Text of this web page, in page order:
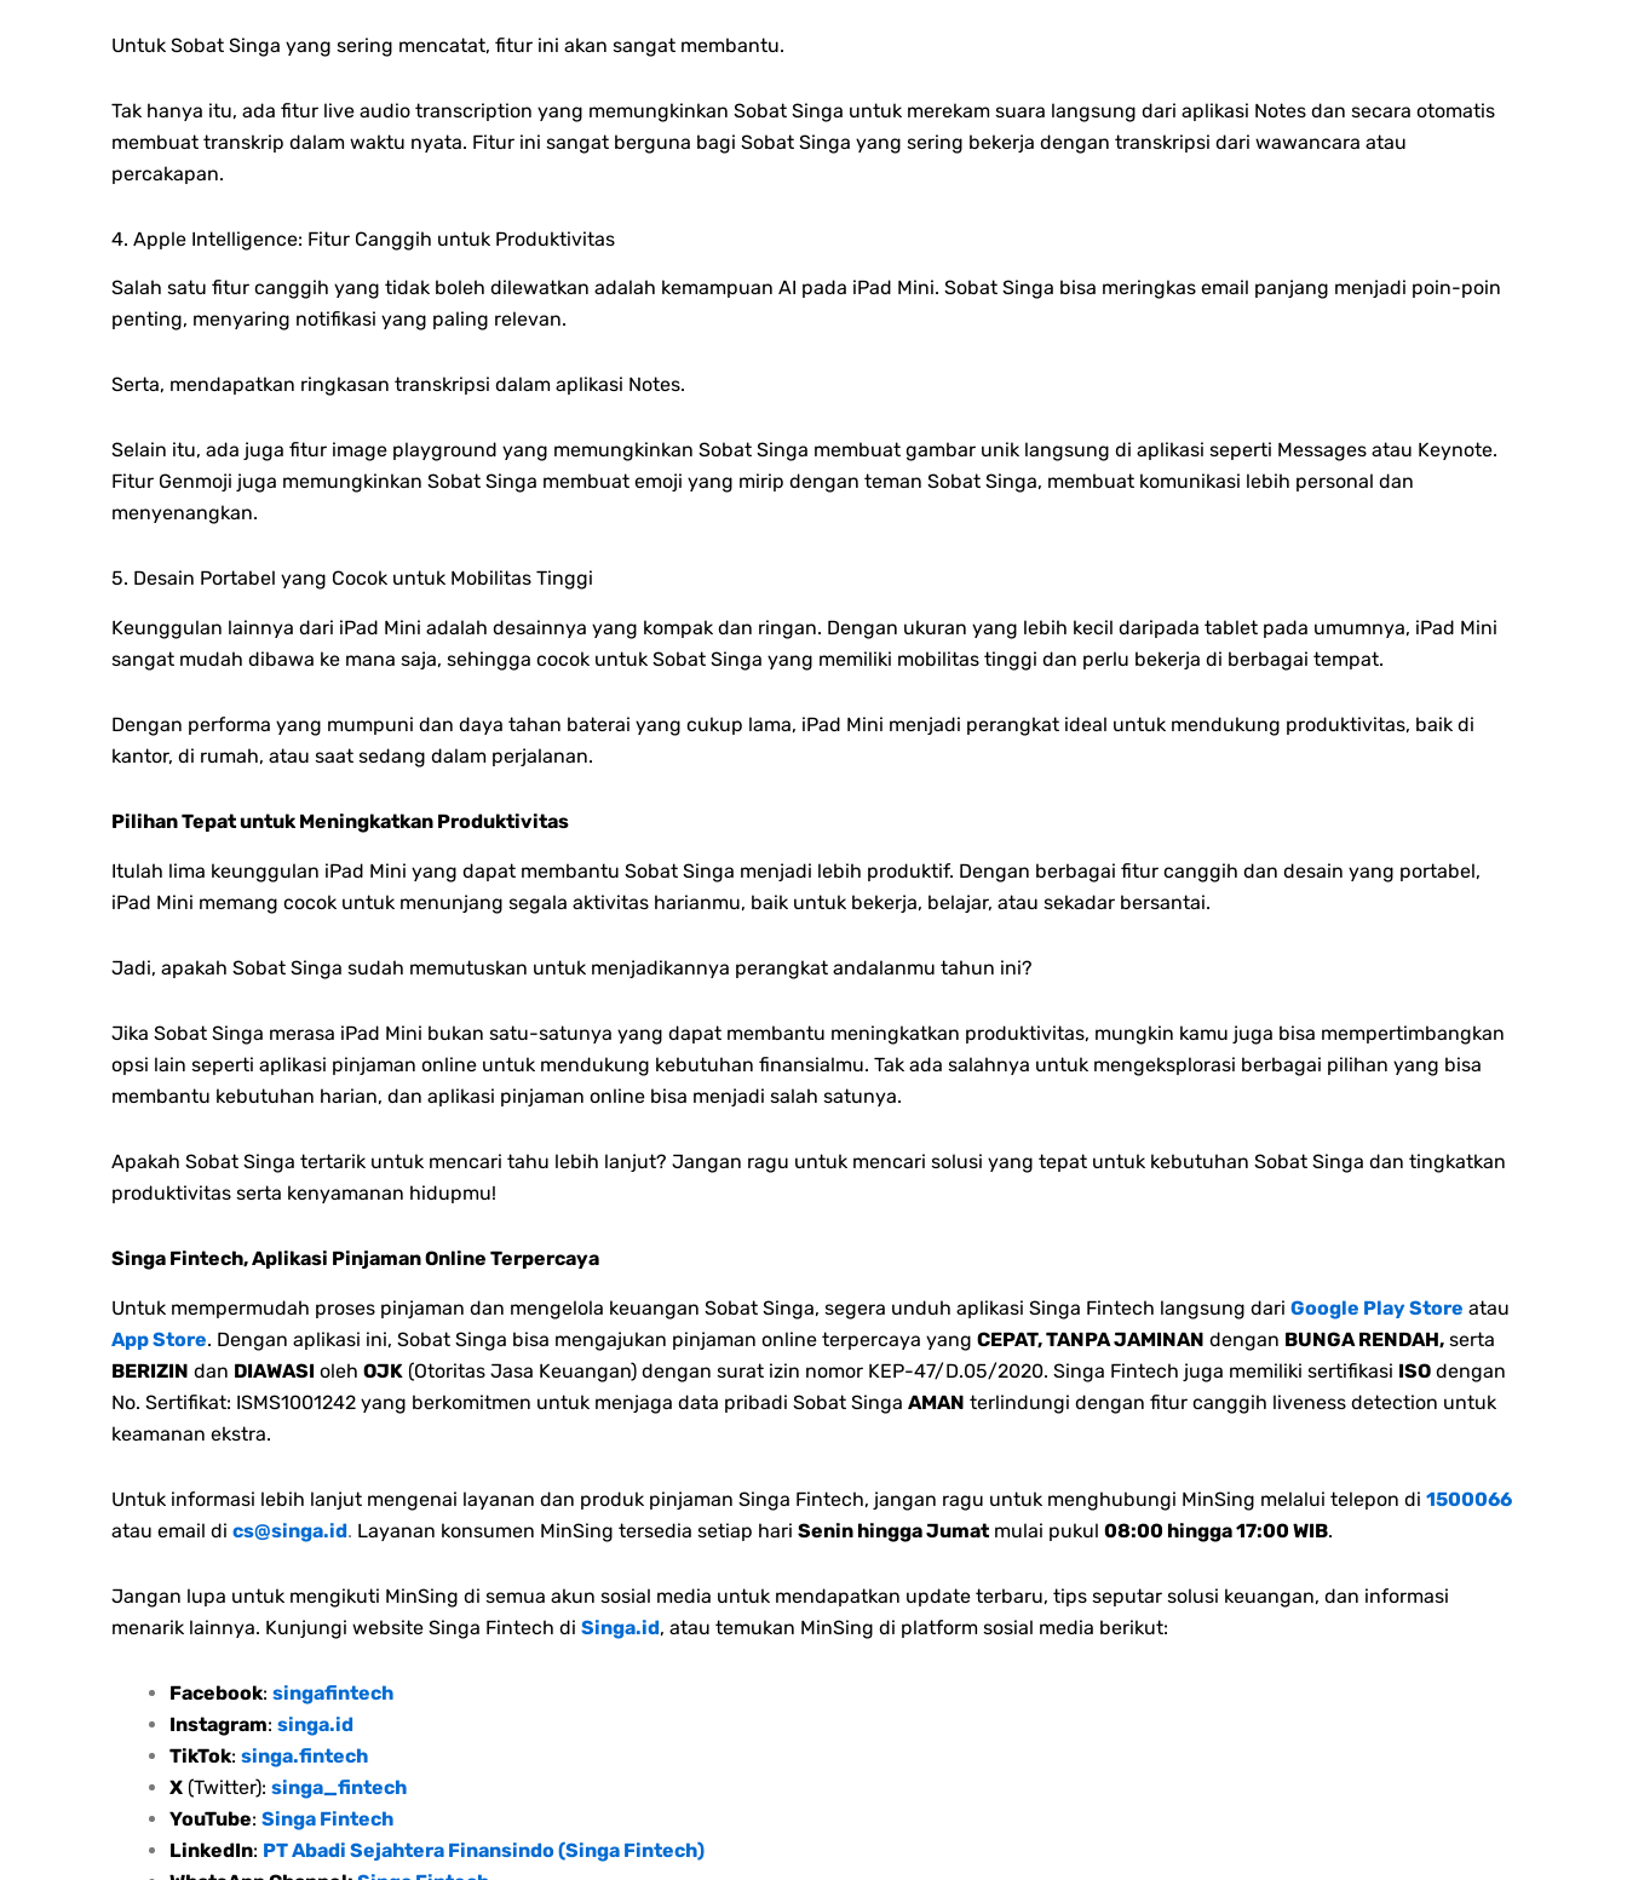
Untuk Sobat Singa yang sering mencatat, fitur ini akan sangat membantu.
Tak hanya itu, ada fitur live audio transcription yang memungkinkan Sobat Singa untuk merekam suara langsung dari aplikasi Notes dan secara otomatis
membuat transkrip dalam waktu nyata. Fitur ini sangat berguna bagi Sobat Singa yang sering bekerja dengan transkripsi dari wawancara atau
percakapan.
4. Apple Intelligence: Fitur Canggih untuk Produktivitas
Salah satu fitur canggih yang tidak boleh dilewatkan adalah kemampuan AI pada iPad Mini. Sobat Singa bisa meringkas email panjang menjadi poin-poin
penting, menyaring notifikasi yang paling relevan.
Serta, mendapatkan ringkasan transkripsi dalam aplikasi Notes.
Selain itu, ada juga fitur image playground yang memungkinkan Sobat Singa membuat gambar unik langsung di aplikasi seperti Messages atau Keynote.
Fitur Genmoji juga memungkinkan Sobat Singa membuat emoji yang mirip dengan teman Sobat Singa, membuat komunikasi lebih personal dan
menyenangkan.
5. Desain Portabel yang Cocok untuk Mobilitas Tinggi
Keunggulan lainnya dari iPad Mini adalah desainnya yang kompak dan ringan. Dengan ukuran yang lebih kecil daripada tablet pada umumnya, iPad Mini
sangat mudah dibawa ke mana saja, sehingga cocok untuk Sobat Singa yang memiliki mobilitas tinggi dan perlu bekerja di berbagai tempat.
Dengan performa yang mumpuni dan daya tahan baterai yang cukup lama, iPad Mini menjadi perangkat ideal untuk mendukung produktivitas, baik di
kantor, di rumah, atau saat sedang dalam perjalanan.
Pilihan Tepat untuk Meningkatkan Produktivitas
Itulah lima keunggulan iPad Mini yang dapat membantu Sobat Singa menjadi lebih produktif. Dengan berbagai fitur canggih dan desain yang portabel,
iPad Mini memang cocok untuk menunjang segala aktivitas harianmu, baik untuk bekerja, belajar, atau sekadar bersantai.
Jadi, apakah Sobat Singa sudah memutuskan untuk menjadikannya perangkat andalanmu tahun ini?
Jika Sobat Singa merasa iPad Mini bukan satu-satunya yang dapat membantu meningkatkan produktivitas, mungkin kamu juga bisa mempertimbangkan
opsi lain seperti aplikasi pinjaman online untuk mendukung kebutuhan finansialmu. Tak ada salahnya untuk mengeksplorasi berbagai pilihan yang bisa
membantu kebutuhan harian, dan aplikasi pinjaman online bisa menjadi salah satunya.
Apakah Sobat Singa tertarik untuk mencari tahu lebih lanjut? Jangan ragu untuk mencari solusi yang tepat untuk kebutuhan Sobat Singa dan tingkatkan
produktivitas serta kenyamanan hidupmu!
Singa Fintech, Aplikasi Pinjaman Online Terpercaya
Untuk mempermudah proses pinjaman dan mengelola keuangan Sobat Singa, segera unduh aplikasi Singa Fintech langsung dari Google Play Store atau
App Store. Dengan aplikasi ini, Sobat Singa bisa mengajukan pinjaman online terpercaya yang CEPAT, TANPA JAMINAN dengan BUNGA RENDAH, serta
BERIZIN dan DIAWASI oleh OJK (Otoritas Jasa Keuangan) dengan surat izin nomor KEP-47/D.05/2020. Singa Fintech juga memiliki sertifikasi ISO dengan
No. Sertifikat: ISMS1001242 yang berkomitmen untuk menjaga data pribadi Sobat Singa AMAN terlindungi dengan fitur canggih liveness detection untuk
keamanan ekstra.
Untuk informasi lebih lanjut mengenai layanan dan produk pinjaman Singa Fintech, jangan ragu untuk menghubungi MinSing melalui telepon di 1500066
atau email di cs@singa.id. Layanan konsumen MinSing tersedia setiap hari Senin hingga Jumat mulai pukul 08:00 hingga 17:00 WIB.
Jangan lupa untuk mengikuti MinSing di semua akun sosial media untuk mendapatkan update terbaru, tips seputar solusi keuangan, dan informasi
menarik lainnya. Kunjungi website Singa Fintech di Singa.id, atau temukan MinSing di platform sosial media berikut:
Facebook: singafintech
Instagram: singa.id
TikTok: singa.fintech
X (Twitter): singa_fintech
YouTube: Singa Fintech
LinkedIn: PT Abadi Sejahtera Finansindo (Singa Fintech)